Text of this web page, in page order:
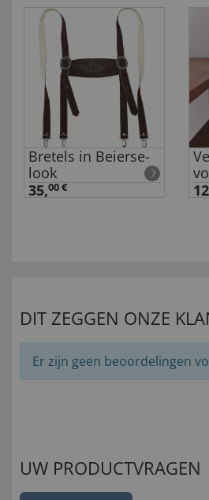
Bretels in Beierse-
look
35,00 €
DIT ZEGGEN ONZE
Er zijn geen beoordelingen
UW PRODUCTVRAGEN